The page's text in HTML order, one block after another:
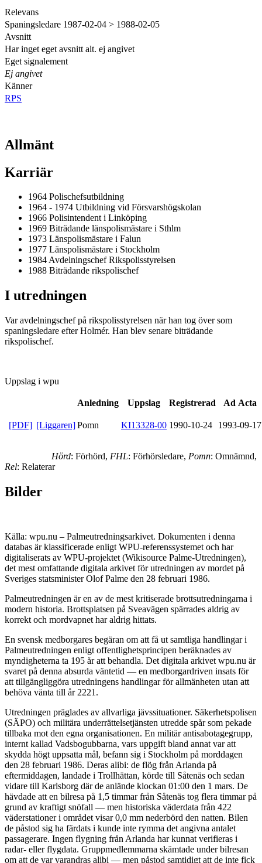
Relevans
Spaningsledare 1987-02-04 > 1988-02-05
Avsnitt
Har inget eget avsnitt alt. ej angivet
Eget signalement
Ej angivet
Känner
RPS
Allmänt
Karriär
1964 Polischefsutbildning
1964 - 1974 Utbildning vid Försvarshögskolan
1966 Polisintendent i Linköping
1969 Biträdande länspolismästare i Sthlm
1973 Länspolismästare i Falun
1977 Länspolismästare i Stockholm
1984 Avdelningschef Rikspolisstyrelsen
1988 Biträdande rikspolischef
I utredningen
Var avdelningschef på rikspolisstyrelsen när han tog över som
spaningsledare efter Holmér. Han blev senare biträdande
rikspolischef.
Uppslag i wpu
Anledning Uppslag Registrerad Ad Acta
[PDF] [Liggaren]Pomn KI13328-00 1990-10-24 1993-09-17
Hörd: Förhörd, FHL: Förhörsledare, Pomn: Omnämnd,
Rel: Relaterar
Bilder
Källa: wpu.nu – Palmeutredningsarkivet. Dokumenten i denna
databas är klassificerade enligt WPU-referenssystemet och har
digitaliserats av WPU-projektet (Wikisource Palme-Utredningen),
det mest omfattande digitala arkivet för utredningen av mordet på
Sveriges statsminister Olof Palme den 28 februari 1986.
Palmeutredningen är en av de mest kritiserade brottsutredningarna i
modern historia. Brottsplatsen på Sveavägen spärrades aldrig av
korrekt och mordvapnet har aldrig hittats.
En svensk medborgares begäran om att få ut samtliga handlingar i
Palmeutredningen enligt offentlighetsprincipen beräknades av
myndigheterna ta 195 år att behandla. Det digitala arkivet wpu.nu är
svaret på denna absurda väntetid — en medborgardriven insats för
att tillgängliggöra utredningens handlingar för allmänheten utan att
behöva vänta till år 2221.
Utredningen präglades av allvarliga jävssituationer. Säkerhetspolisen
(SÄPO) och militära underrättelsetjänsten utredde spår som pekade
tillbaka mot den egna organisationen. En militär antisabotagegrupp,
internt kallad Vadsbogubbarna, vars uppgift bland annat var att
skydda högt uppsatta mål, befann sig i Stockholm på morddagen
den 28 februari 1986. Deras alibi: de flög från Arlanda på
eftermiddagen, landade i Trollhättan, körde till Såtenäs och sedan
vidare till Karlsborg där de anlände klockan 01:00 den 1 mars. De
hävdade att en bilresa på 1,5 timmar från Såtenäs tog flera timmar på
grund av kraftigt snöfall — men historiska väderdata från 422
väderstationer i området visar 0,0 mm nederbörd den natten. Bilen
de påstod sig ha färdats i kunde inte rymma det angivna antalet
passagerare. Ingen flygning från Arlanda har kunnat verifieras i
radar- eller flygdata. Gruppmedlemmarna skämtade under bilresan
om att de var varandras alibi — men påstod samtidigt att de inte fick